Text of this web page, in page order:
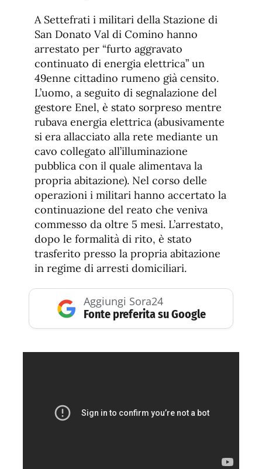
A Settefrati i militari della Stazione di
San Donato Val di Comino hanno
arrestato per “furto aggravato
continuato di energia elettrica” un
49enne cittadino rumeno già censito.
L’uomo, a seguito di segnalazione del
gestore Enel, è stato sorpreso mentre
rubava energia elettrica (abusivamente
si era allacciato alla rete mediante un
cavo collegato all’illuminazione
pubblica con il quale alimentava la
propria abitazione). Nel corso delle
operazioni i militari hanno accertato la
continuazione del reato che veniva
commesso da oltre 5 mesi. L’arrestato,
dopo le formalità di rito, è stato
trasferito presso la propria abitazione
in regime di arresti domiciliari.
Aggiungi Sora24
Fonte preferita su Google